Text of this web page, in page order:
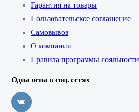
Гарантия на товары
Пользовательское соглашение
Самовывоз
О компании
Правила программы лояльности
Одна цена в соц. сетях